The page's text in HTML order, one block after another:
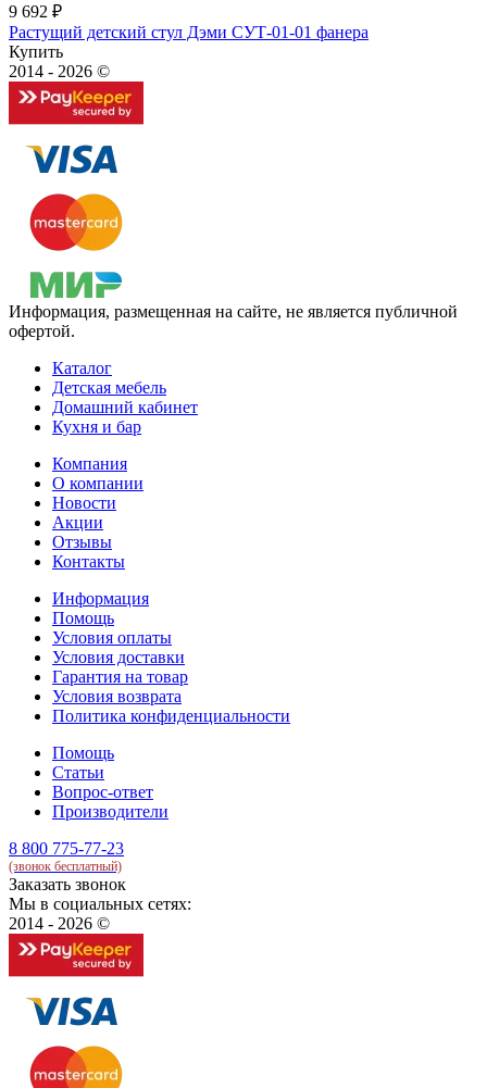
9 692 ₽
Растущий детский стул Дэми СУТ-01-01 фанера
Купить
2014 - 2026 ©
Информация, размещенная на сайте, не является публичной
офертой.
Каталог
Детская мебель
Домашний кабинет
Кухня и бар
Компания
О компании
Новости
Акции
Отзывы
Контакты
Информация
Помощь
Условия оплаты
Условия доставки
Гарантия на товар
Условия возврата
Политика конфиденциальности
Помощь
Статьи
Вопрос-ответ
Производители
8 800 775-77-23
(звонок бесплатный)
Заказать звонок
Мы в социальных сетях:
2014 - 2026 ©